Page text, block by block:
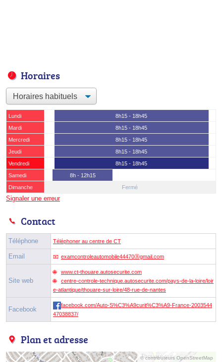
Horaires
Lundi
8h15 - 18h45
Mardi
8h15 - 18h45
Mercredi
8h15 - 18h45
Jeudi
8h15 - 18h45
Vendredi
8h15 - 18h45
Samedi
8h - 12h15
Dimanche
Fermé
Signaler une erreur
Contact
Téléphone Téléphoner au centre de CT
Email examcontroleautomobile44470ⓐgmail.com
Site web
www.ct-thouare.autosecurite.com
centre-controle-technique.autosecurite.com/pays-de-la-loire/loir
e-atlantique/thouare-sur-loire/48-rue-de-nantes
Facebook
facebook.com/Auto-S%C3%A9curit%C3%A9-France-2003544
47038837/
Plan et adresse
© contributeurs OpenStreetMap